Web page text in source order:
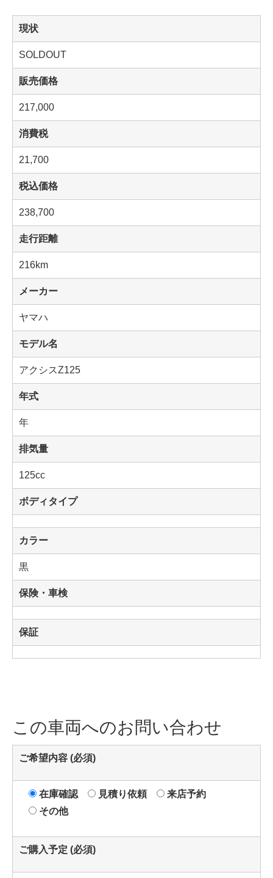
現状
SOLDOUT
販売価格
217,000
消費税
21,700
税込価格
238,700
走行距離
216km
メーカー
ヤマハ
モデル名
アクシスZ125
年式
年
排気量
125cc
ボディタイプ
カラー
黒
保険・車検
保証
この車両へのお問い合わせ
ご希望内容 (必須)
在庫確認 見積り依頼
来店予約
その他
ご購入予定 (必須)